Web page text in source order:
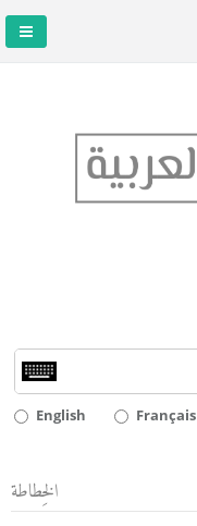
English Français
الخِطاطة